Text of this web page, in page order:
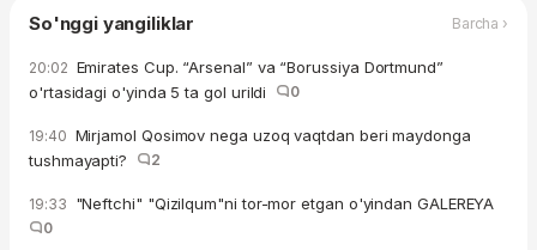
So'nggi yangiliklar Barcha ›
20:02 Emirates Cup. “Arsenal” va “Borussiya Dortmund”
o'rtasidagi o'yinda 5 ta gol urildi
0
19:40 Mirjamol Qosimov nega uzoq vaqtdan beri maydonga
tushmayapti?
2
19:33 "Neftchi" "Qizilqum"ni tor-mor etgan o'yindan GALEREYA
0